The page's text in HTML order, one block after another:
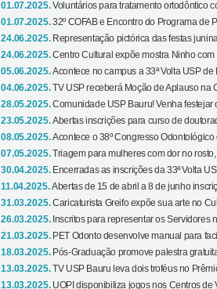
01.07.2025.Voluntários para tratamento ortodôntico
01.07.2025.32º COFAB e Encontro do Programa de
24.06.2025. Representação pictórica das festas
24.06.2025.Centro Cultural expõe mostra Ninho com
05.06.2025.Acontece no campus a 33ª Volta USP de
04.06.2025.TV USP receberá Moção de Aplauso na
28.05.2025.Comunidade USP Bauru! Venha festejar
23.05.2025.Abertas inscrições para curso de
08.05.2025.Acontece o 38º Congresso Odontológico
07.05.2025.Triagem para mulheres com dor no rosto,
30.04.2025. Encerradas as inscrições da 33ª Volta
11.04.2025.Abertas de 15 de abril a 8 de junho
31.03.2025.Caricaturista Greifo expõe sua arte no
26.03.2025. Inscritos para representar os Servidores
21.03.2025. PET Odonto desenvolve manual para
18.03.2025. Pós-Graduação promove palestra
13.03.2025.TV USP Bauru leva dois troféus no
13.03.2025. UOPI disponibiliza jogos nos Centros de